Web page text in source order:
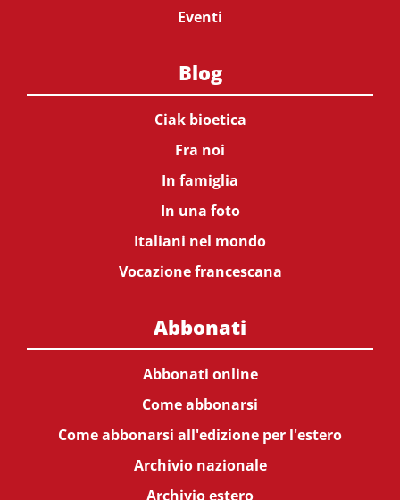
Eventi
Blog
Ciak bioetica
Fra noi
In famiglia
In una foto
Italiani nel mondo
Vocazione francescana
Abbonati
Abbonati online
Come abbonarsi
Come abbonarsi all'edizione per l'estero
Archivio nazionale
Archivio estero